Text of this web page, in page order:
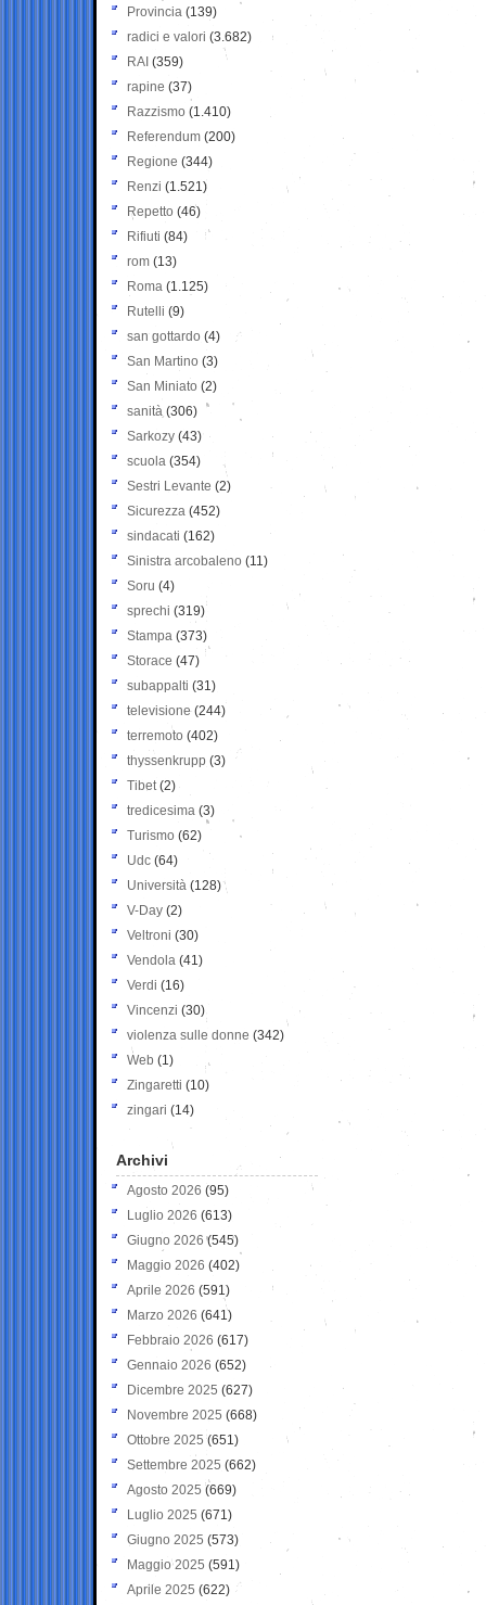
Provincia (139)
radici e valori (3.682)
RAI (359)
rapine (37)
Razzismo (1.410)
Referendum (200)
Regione (344)
Renzi (1.521)
Repetto (46)
Rifiuti (84)
rom (13)
Roma (1.125)
Rutelli (9)
san gottardo (4)
San Martino (3)
San Miniato (2)
sanità (306)
Sarkozy (43)
scuola (354)
Sestri Levante (2)
Sicurezza (452)
sindacati (162)
Sinistra arcobaleno (11)
Soru (4)
sprechi (319)
Stampa (373)
Storace (47)
subappalti (31)
televisione(244)
terremoto (402)
thyssenkrupp (3)
Tibet(2)
tredicesima (3)
Turismo (62)
Udc (64)
Università (128)
V-Day (2)
Veltroni (30)
Vendola (41)
Verdi (16)
Vincenzi (30)
violenza sulle donne (342)
Web (1)
Zingaretti (10)
zingari (14)
Archivi
Agosto 2026 (95)
Luglio 2026 (613)
Giugno 2026 (545)
Maggio 2026 (402)
Aprile 2026 (591)
Marzo 2026 (641)
Febbraio 2026 (617)
Gennaio 2026 (652)
Dicembre 2025 (627)
Novembre 2025 (668)
Ottobre 2025 (651)
Settembre 2025 (662)
Agosto 2025 (669)
Luglio 2025 (671)
Giugno 2025 (573)
Maggio 2025 (591)
Aprile 2025 (622)